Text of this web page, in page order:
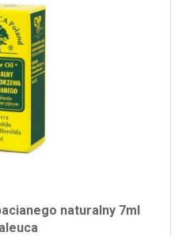
naturalny 7ml